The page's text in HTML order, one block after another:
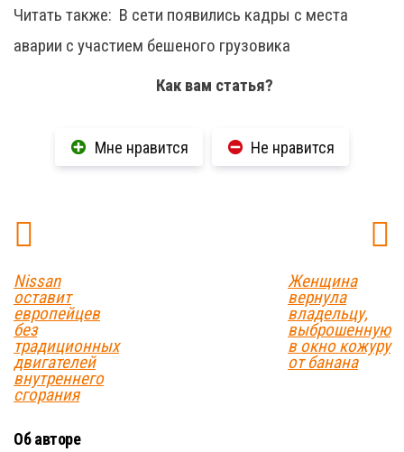
Читать также: В сети появились кадры с места
аварии с участием бешеного грузовика
Как вам статья?
Мне нравится Не нравится
Nissan
оставит
европейцев
без
традиционных
двигателей
внутреннего
сгорания
Женщина
вернула
владельцу,
выброшенную
в окно кожуру
от банана
Об авторе